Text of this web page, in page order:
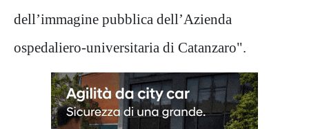
dell’immagine pubblica dell’Azienda
ospedaliero-universitaria di Catanzaro".